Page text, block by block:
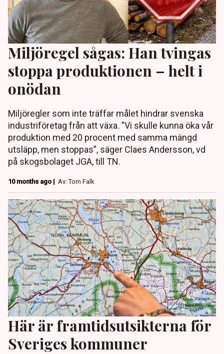
Miljöregel sågas: Han tvingas
stoppa produktionen – helt i
onödan
Miljöregler som inte träffar målet hindrar svenska
industriföretag från att växa. ”Vi skulle kunna öka vår
produktion med 20 procent med samma mängd
utsläpp, men stoppas”, säger Claes Andersson, vd
på skogsbolaget JGA, till TN.
10 months ago | Av: Tom Falk
Här är framtidsutsikterna för
Sveriges kommuner